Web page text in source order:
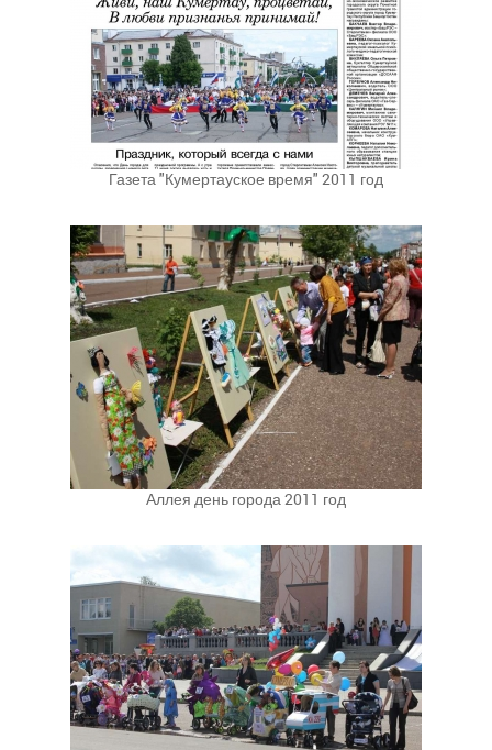
Газета "Кумертауское время" 2011 год
Аллея день города 2011 год